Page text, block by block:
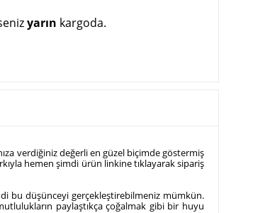
yarın kargoda.
verdiğiniz değerli en güzel biçimde göstermiş
hemen şimdi ürün linkine tıklayarak sipariş
bu düşünceyi gerçekleştirebilmeniz mümkün.
paylaştıkça çoğalmak gibi bir huyu